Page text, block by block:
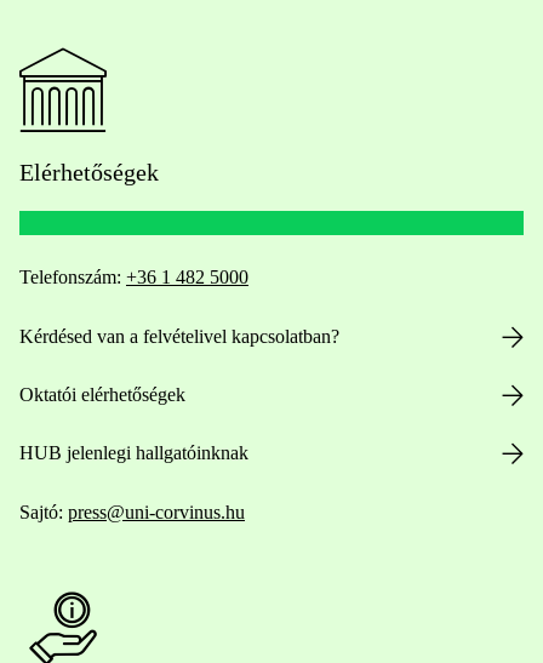
Elérhetőségek
Telefonszám: +36 1 482 5000
Kérdésed van a felvételivel kapcsolatban?
Oktatói elérhetőségek
HUB jelenlegi hallgatóinknak
Sajtó: press@uni-corvinus.hu